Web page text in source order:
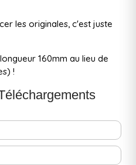
les originales, c'est juste
160mm au lieu de
!